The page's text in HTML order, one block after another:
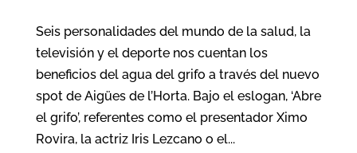
Seis personalidades del mundo de la salud, la
televisión y el deporte nos cuentan los
beneficios del agua del grifo a través del nuevo
spot de Aigües de l’Horta. Bajo el eslogan, ‘Abre
el grifo’, referentes como el presentador Ximo
Rovira, la actriz Iris Lezcano o el...